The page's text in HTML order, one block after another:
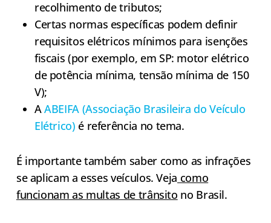
recolhimento de tributos;
Certas normas específicas podem definir
requisitos elétricos mínimos para isenções
fiscais (por exemplo, em SP: motor elétrico
de potência mínima, tensão mínima de 150
V);
AABEIFA (Associação Brasileira do Veículo
Elétrico) é referência no tema.
É importante também saber como as infrações
se aplicam a esses veículos. Veja como
funcionam as multas de trânsito no Brasil.